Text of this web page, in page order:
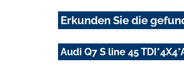
Erkunden Sie die
Audi Q7 S line 45